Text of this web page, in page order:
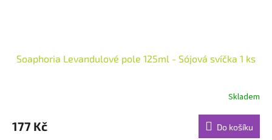
Soaphoria Levandulové pole 125ml - Sójová svíčka 1 ks
produktu
je
Skladem
177 Kč Do košíku